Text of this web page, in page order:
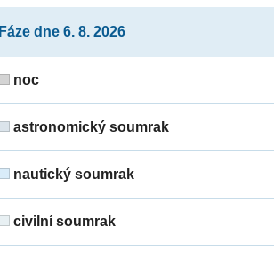
Fáze dne 6. 8. 2026
noc
astronomický soumrak
nautický soumrak
civilní soumrak